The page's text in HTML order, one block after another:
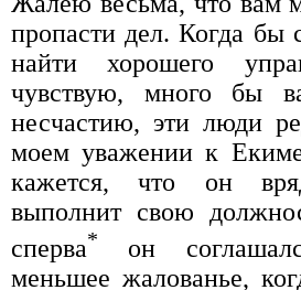
пропасти дел. Когда бы
найти хорошего
чувствую, много бы
несчастию, эти люди
моем уважении к
кажется, что он
выполнит свою
сперва*
он
меньшее жалованье,